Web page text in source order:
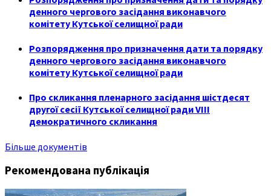
денного чергового засідання виконавчого
комітету Кутської селищної ради
Розпорядження про призначення дати та порядку
денного чергового засідання виконавчого
комітету Кутської селищної ради
Про скликання пленарного засідання шістдесят
другої сесії Кутської селищної ради VIII
демократичного скликання
Більше документів
Рекомендована публікація